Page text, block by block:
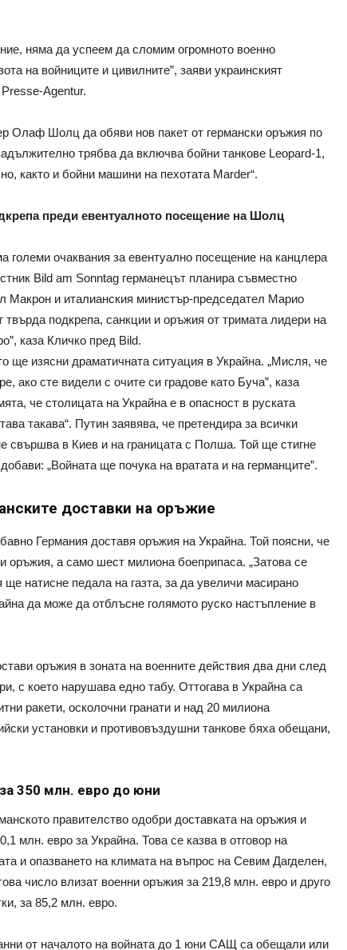
няма да успеем да сломим огромното военно
на войниците и цивилните”, заяви украинският
Agentur.
Олаф Шолц да обяви нов пакет от германски оръжия по
трябва да включва бойни танкове Leopard-1,
както и бойни машини на пехотата Marder“.
преди евентуалното посещение на Шолц
очаквания за евентуално посещение на канцлера
Bild am Sonntag германецът планира съвместно
Макрон и италианския министър-председател Марио
подкрепа, санкции и оръжия от тримата лидери на
каза Кличко пред Bild.
ще изясни драматичната ситуация в Украйна. „Мисля, че
ако сте видели с очите си градове като Буча”, каза
че столицата на Украйна е в опасност в руската
такава“. Путин заявява, че претендира за всички
свършва в Киев и на границата с Полша. Той ще стигне
„Войната ще почука на вратата и на германците”.
доставки на оръжие
Германия доставя оръжия на Украйна. Той поясни, че
оръжия, а само шест милиона боеприпаса. „Затова се
натисне педала на газта, за да увеличи масирано
да може да отблъсне голямото руско настъпление в
оръжия в зоната на военните действия два дни след
с което нарушава едно табу. Оттогава в Украйна са
ракети, осколочни гранати и над 20 милиона
установки и противовъздушни танкове бяха обещани,
350 млн. евро до юни
правителство одобри доставката на оръжия и
млн. евро за Украйна. Това се казва в отговор на
и опазването на климата на въпрос на Севим Дагделен,
число влизат военни оръжия за 219,8 млн. евро и друго
за 85,2 млн. евро.
от началото на войната до 1 юни САЩ са обещали или